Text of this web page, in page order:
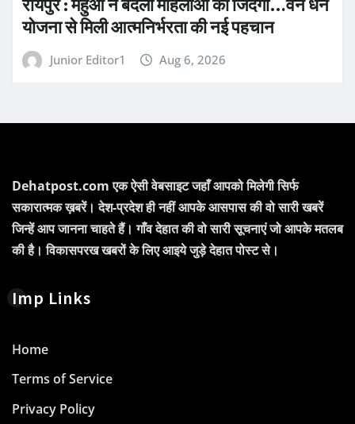
रायपुर : महुआ ने बदली महिलाओं की जिंदगी…वन धन
योजना से मिली आत्मनिर्भरता की नई पहचान
Junior Editor1 Aug 6, 2026
Dehatpost.com एक ऐसी वेबसाइट जहाँ आपको मिलेगी सिर्फ
सकारात्मक ख़बरें। देश-प्रदेश ही नहीं आपके आसपास की वो सारी खबरें
जिन्हें आप जानना चाहते हैं। गाँव देहात की वो सारी सूचनाएं जो आपके मतलब
की है। विकासपरख खबरों के लिए आइये जुड़े देहात पोस्ट से।
Imp Links
Home
Terms of Service
Privacy Policy